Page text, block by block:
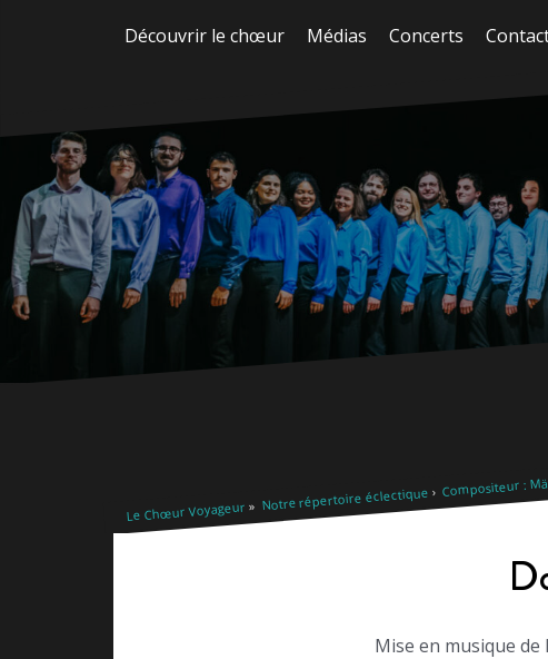
Découvrir le chœur Médias Concerts
Le Chœur Voyageur Notre répertoire éclectique Compositeur :
Mise en musique